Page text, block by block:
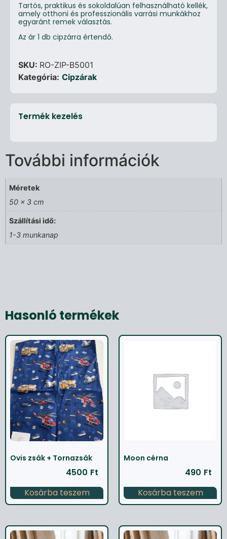
Tartós, praktikus és sokoldalúan felhasználható kellék,
amely otthoni és professzionális varrási munkákhoz
egyaránt remek választás.
Az ár 1 db cipzárra értendő.
SKU: RO-ZIP-B5001
Kategória: Cipzárak
Termék kezelés
További információk
Méretek
50 × 3 cm
Szállítási idő:
1-3 munkanap
Hasonló termékek
Ovis zsák + Tornazsák
4500 Ft
Kosárba teszem
Moon cérna
490 Ft
Kosárba teszem